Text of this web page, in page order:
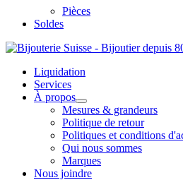
Pièces
Soldes
Liquidation
Services
À propos
Mesures & grandeurs
Politique de retour
Politiques et conditions
Qui nous sommes
Marques
Nous joindre